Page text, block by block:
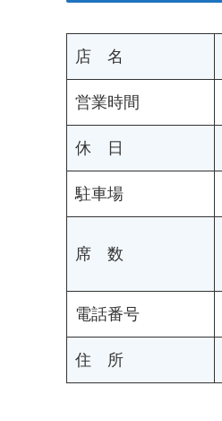
店 名
営業時間
休 日
駐車場
席 数
電話番号
住 所